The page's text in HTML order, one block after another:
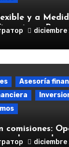
y a
diciembre
Asesoría
comisiones:
el mercado
diciembre